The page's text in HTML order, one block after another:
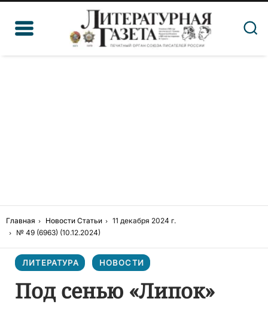
Главная Новости Статьи
11 декабря 2024 г.
№ 49 (6963) (10.12.2024)
ЛИТЕРАТУРА НОВОСТИ
Под сенью «Липок»